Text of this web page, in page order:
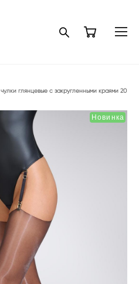
чулки глянцевые с закругленными краями 20
Новинка